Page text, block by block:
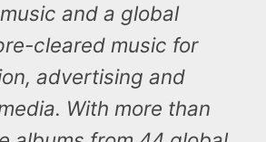
and a global
cleared music for
advertising and
With more than